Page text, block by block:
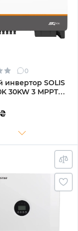
0
инвертор SOLIS
30KW 3 MPPT
₴